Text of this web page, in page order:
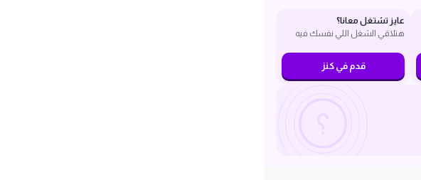
عايز تشتغل معانا؟
هتلاقي الشغل اللي نفسك فيه
قدم في كنز